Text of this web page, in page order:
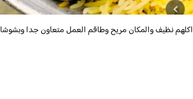
اكلهم نظيف والمكان مريح وطاقم العمل متعاون جدا وبشوشا